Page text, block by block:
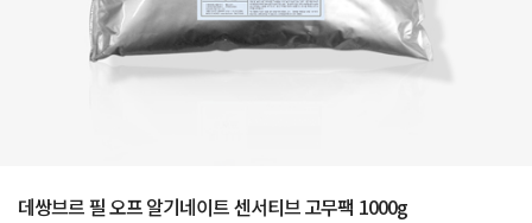
데쌍브르 필 오프 알기네이트 센서티브 고무팩 1000g